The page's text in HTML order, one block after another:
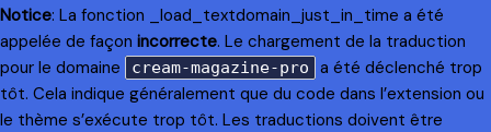
Notice: La fonction _load_textdomain_just_in_time a été
appelée de façon incorrecte. Le chargement de la traduction
pour le domaine
cream-magazine-pro
a été déclenché trop
tôt. Cela indique généralement que du code dans l’extension ou
le thème s’exécute trop tôt. Les traductions doivent être